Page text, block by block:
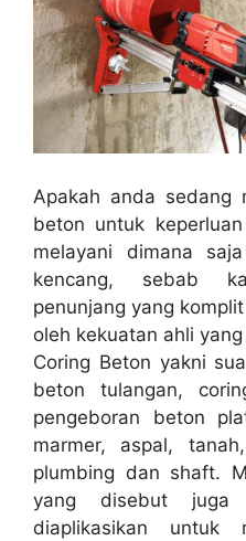
Apakah anda sedang
beton untuk
melayani dimana
kencang, sebab
penunjang yang
oleh kekuatan ahli
Coring Beton yakni
beton tulangan,
pengeboran beton
marmer, aspal,
plumbing dan shaft.
yang disebut juga
diaplikasikan untuk